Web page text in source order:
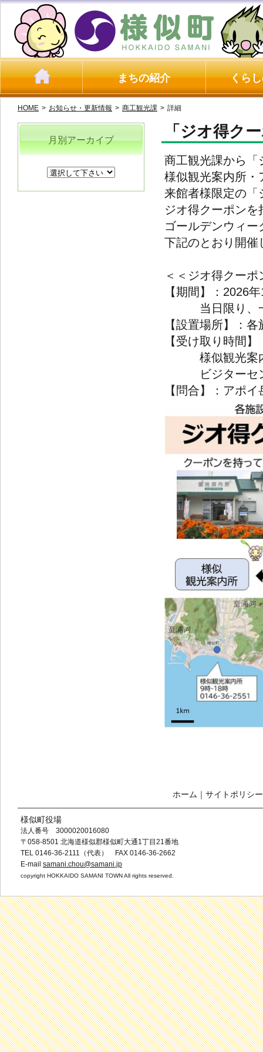
まちの紹介 くら
HOME > お知らせ・更新情報 > 商工観光課 > 詳細
「ジオ得ク
商工観光課から「
様似観光案内所・
来館者様限定の
ジオ得クーポン
ゴールデンウィ
下記のとおり開催
＜＜ジオ得クー
【期間】：2026
当日限り、一
【設置場所】：
【受け取り時間】
様似観光案内
ビジターセン
【問合】：アポ
月別アーカイブ
ホーム ｜ サイトポリシー
様似町役場
法人番号 3000020016080
〒058-8501 北海道様似郡様似町大通1丁目21番地
TEL 0146-36-2111（代表） FAX 0146-36-2662
E-mail samani.chou@samani.jp
copyright HOKKAIDO SAMANI TOWN All rights reserved.